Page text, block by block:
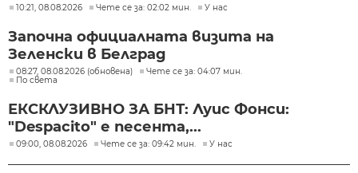
10:21, 08.08.2026 Чете се за: 02:02 мин. У нас
Започна официалната визита на
Зеленски в Белград
08:27, 08.08.2026 (обновена)
Чете се за: 04:07 мин.
По света
ЕКСКЛУЗИВНО ЗА БНТ: Луис Фонси:
"Despacito" е песента,...
09:00, 08.08.2026 Чете се за: 09:42 мин. У нас